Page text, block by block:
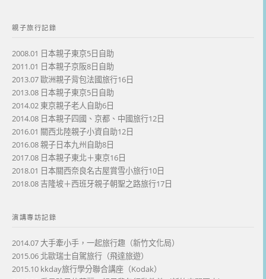
親子旅行記錄
2008.01 日本親子東京5日自助
2011.01 日本親子京阪8日自助
2013.07 歐洲親子背包法國旅行16日
2013.08 日本親子東京5日自助
2014.02 東京親子老人自助6日
2014.08 日本親子四國、京都、中國旅行12日
2016.01 關西北陸親子小資自助12日
2016.08 親子日本九州自助8日
2017.08 日本親子東北＋東京16日
2018.01 日本關西奈良名古屋賞雪小旅行10日
2018.08 吉隆坡＋西班牙親子朝聖之路旅行17日
演講專訪記錄
2014.07 大手牽小手，一起旅行趣（新竹文化局）
2015.06 北歐瑞士自駕旅行（飛達旅遊）
2015.10 kkday旅行學分聯合講座（Kodak）